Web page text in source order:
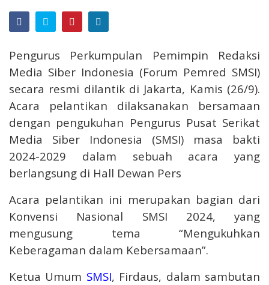
Pengurus Perkumpulan Pemimpin Redaksi
Media Siber Indonesia (Forum Pemred SMSI)
secara resmi dilantik di Jakarta, Kamis (26/9).
Acara pelantikan dilaksanakan bersamaan
dengan pengukuhan Pengurus Pusat Serikat
Media Siber Indonesia (SMSI) masa bakti
2024-2029 dalam sebuah acara yang
berlangsung di Hall Dewan Pers
Acara pelantikan ini merupakan bagian dari
Konvensi Nasional SMSI 2024, yang
mengusung tema “Mengukuhkan
Keberagaman dalam Kebersamaan”.
Ketua Umum SMSI, Firdaus, dalam sambutan